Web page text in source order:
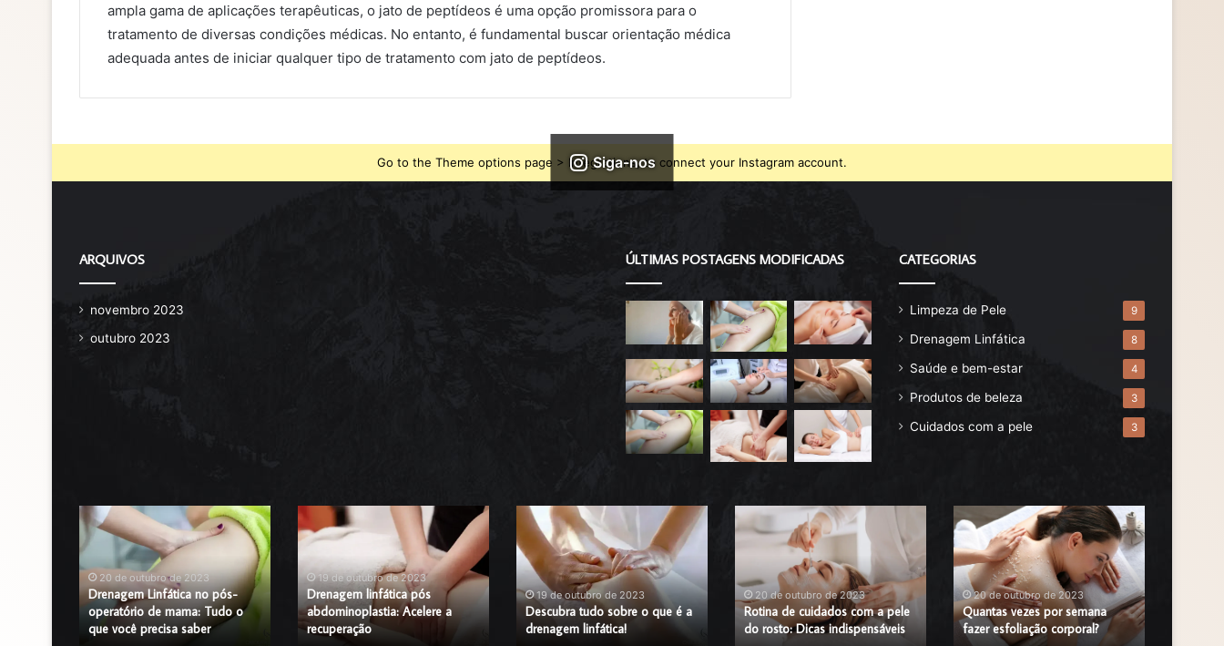
ampla gama de aplicações terapêuticas, o jato de peptídeos é uma opção promissora para o
tratamento de diversas condições médicas. No entanto, é fundamental buscar orientação médica
adequada antes de iniciar qualquer tipo de tratamento com jato de peptídeos.
Siga-nos
Go to the Theme options page > Integrations, to connect your Instagram account.
ARQUIVOS
novembro 2023
outubro 2023
ÚLTIMAS POSTAGENS MODIFICADAS CATEGORIAS
Limpeza de Pele 9
Drenagem Linfática 8
Saúde e bem-estar 4
Produtos de beleza 3
Cuidados com a pele 3
Drenagem
Linfática
no
pós-
operatório
de
mama:
20 de outubro de 2023
Drenagem Linfática no pós-
operatório de mama: Tudo o
que você precisa saber
Drenagem
linfática
abdominoplastia:
Acelere
a
recuperação
19 de outubro de 2023
Drenagem linfática pós
abdominoplastia: Acelere a
recuperação
Descubra
tudo
sobre
o
que19 de outubro de 2023
Descubra tudo sobre o que é a
drenagem linfática!
Rotina
de
a
pele
do
20 de outubro de 2023
Rotina de cuidados com a pele
do rosto: Dicas indispensáveis
Quantas
vezes
por
semana
fazer
esfoliação
corporal?
20 de outubro de 2023
Quantas vezes por semana
fazer esfoliação corporal?